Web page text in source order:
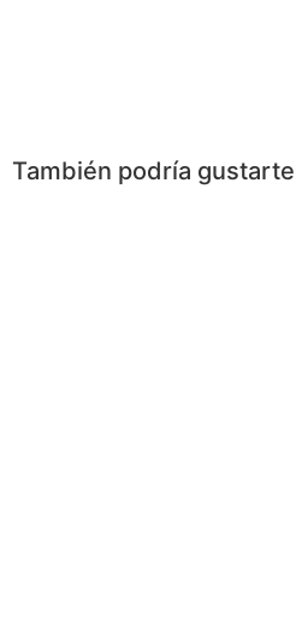
Facebook Messenger